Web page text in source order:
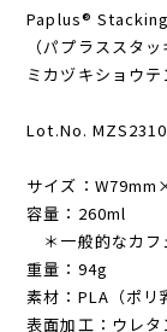
SOLD OUT
Paplus®
ミカヅキショウテ
Lot.No.
サイズ：
容量：260ml
＊一般的なカフ
重量：94g